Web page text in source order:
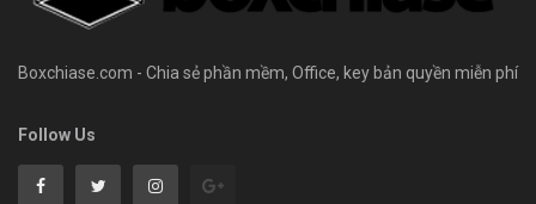
Boxchiase.com - Chia sẻ phần mềm, Office, key bản quyền miễn phí
Follow Us